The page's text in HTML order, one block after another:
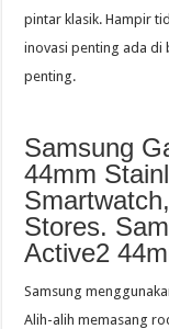
pintar klasik. Hampir
inovasi penting ada di
penting.
Samsung
44mm
Stores.
Active2
Samsung
Alih-alih memasang